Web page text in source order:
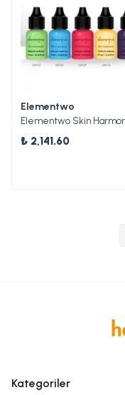
Elementwo
₺ 2,141.60
Kategoriler